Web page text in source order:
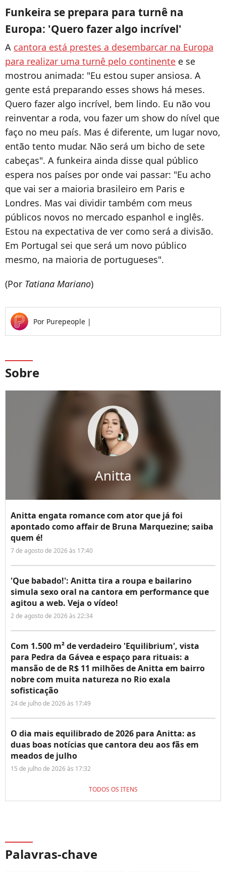
Funkeira se prepara para turnê na
Europa: 'Quero fazer algo incrível'
A cantora está prestes a desembarcar na Europa
para realizar uma turnê pelo continente e se
mostrou animada: "Eu estou super ansiosa. A
gente está preparando esses shows há meses.
Quero fazer algo incrível, bem lindo. Eu não vou
reinventar a roda, vou fazer um show do nível que
faço no meu país. Mas é diferente, um lugar novo,
então tento mudar. Não será um bicho de sete
cabeças". A funkeira ainda disse qual público
espera nos países por onde vai passar: "Eu acho
que vai ser a maioria brasileiro em Paris e
Londres. Mas vai dividir também com meus
públicos novos no mercado espanhol e inglês.
Estou na expectativa de ver como será a divisão.
Em Portugal sei que será um novo público
mesmo, na maioria de portugueses".
(Por Tatiana Mariano)
Por Purepeople |
Sobre
Anitta
Anitta engata romance com ator que já foi
apontado como affair de Bruna Marquezine; saiba
quem é!
7 de agosto de 2026 às 17:40
'Que babado!': Anitta tira a roupa e bailarino
simula sexo oral na cantora em performance que
agitou a web. Veja o vídeo!
2 de agosto de 2026 às 22:34
Com 1.500 m² de verdadeiro 'Equilibrium', vista
para Pedra da Gávea e espaço para rituais: a
mansão de de R$ 11 milhões de Anitta em bairro
nobre com muita natureza no Rio exala
sofisticação
24 de julho de 2026 às 17:49
O dia mais equilibrado de 2026 para Anitta: as
duas boas notícias que cantora deu aos fãs em
meados de julho
15 de julho de 2026 às 17:32
TODOS OS ITENS
Palavras-chave